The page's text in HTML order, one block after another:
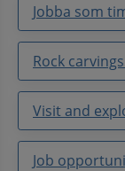
Jobba som
Rock
Visit and
Job